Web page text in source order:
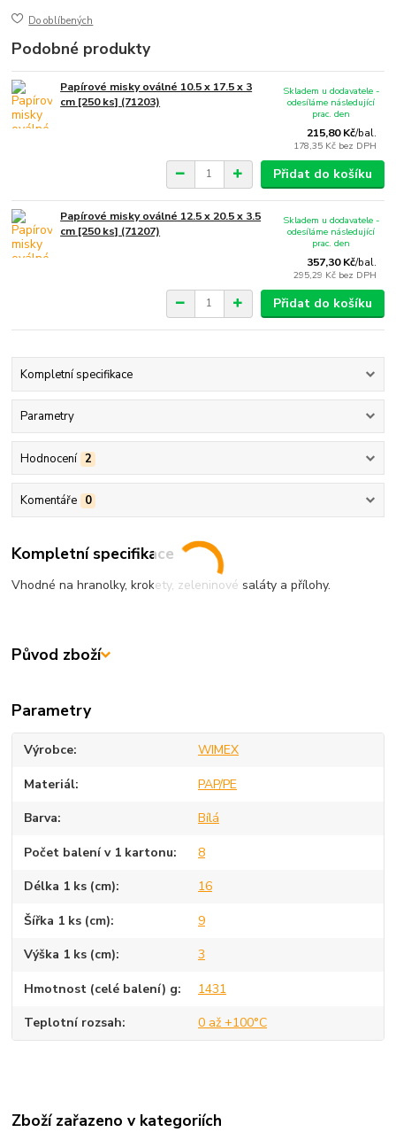
Do oblíbených
Podobné produkty
Papírové misky oválné 10.5 x 17.5 x 3
cm [250 ks] (71203)
215,80 Kč/bal.
178,35 Kč bez DPH
Skladem u dodavatele -
odesíláme následující
prac. den
Přidat do košíku
Papírové misky oválné 12.5 x 20.5 x 3.5
cm [250 ks] (71207)
357,30 Kč/bal.
295,29 Kč bez DPH
Skladem u dodavatele -
odesíláme následující
prac. den
Přidat do košíku
Kompletní specifikace
Parametry
Hodnocení 2
Komentáře 0
Kompletní specifikace
Vhodné na hranolky, krokety, zeleninové saláty a přílohy.
Původ zboží
Parametry
Výrobce WIMEX
Materiál PAP/PE
Barva Bílá
Počet balení v 1 kartonu 8
Délka 1 ks (cm) 16
Šířka 1 ks (cm) 9
Výška 1 ks (cm) 3
Hmotnost (celé balení) g 1431
Teplotní rozsah 0 až +100°C
Zboží zařazeno v kategoriích